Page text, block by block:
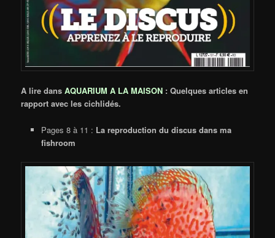
A lire dansAQUARIUM A LA MAISON : Quelques articles en
rapport avec les cichlidés.
Pages 8 à 11 : La reproduction du discus dans ma
fishroom